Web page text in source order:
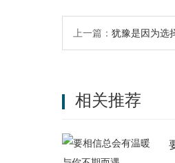
上一篇： 犹豫是因为选
相关推荐